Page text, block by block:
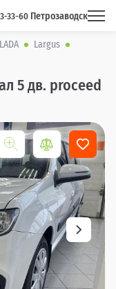
33-60 Петрозаводск
LADA
Largus
5 дв. proceed